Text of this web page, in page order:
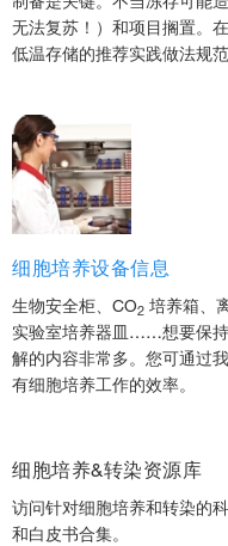
无法复苏！）和项目搁置。
低温存储的推荐实践做法规范
细胞培养设备信息
生物安全柜、CO2 培养箱、
实验室培养器皿……想要保
解的内容非常多。您可通过
有细胞培养工作的效率。
细胞培养&转染资源库
访问针对细胞培养和转染的
和白皮书合集。